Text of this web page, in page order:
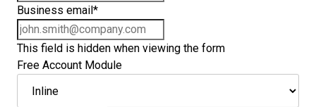
Business email *
This field is hidden when viewing the form
Free Account Module